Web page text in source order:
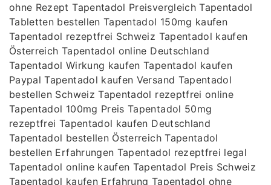
ohne Rezept Tapentadol Preisvergleich Tapentadol
Tabletten bestellen Tapentadol 150mg kaufen
Tapentadol rezeptfrei Schweiz Tapentadol kaufen
Österreich Tapentadol online Deutschland
Tapentadol Wirkung kaufen Tapentadol kaufen
Paypal Tapentadol kaufen Versand Tapentadol
bestellen Schweiz Tapentadol rezeptfrei online
Tapentadol 100mg Preis Tapentadol 50mg
rezeptfrei Tapentadol kaufen Deutschland
Tapentadol bestellen Österreich Tapentadol
bestellen Erfahrungen Tapentadol rezeptfrei legal
Tapentadol online kaufen Tapentadol Preis Schweiz
Tapentadol kaufen Erfahrung Tapentadol ohne